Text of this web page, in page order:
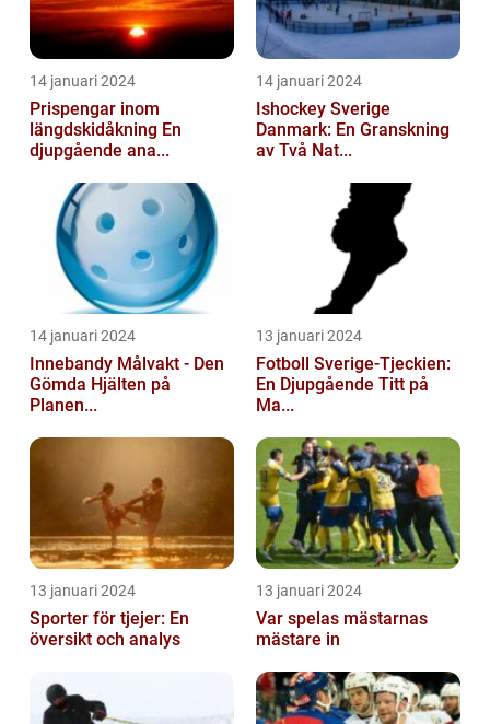
14 januari 2024
Prispengar inom
längdskidåkning En
djupgående ana...
14 januari 2024
Ishockey Sverige
Danmark: En Granskning
av Två Nat...
14 januari 2024
Innebandy Målvakt - Den
Gömda Hjälten på
Planen...
13 januari 2024
Fotboll Sverige-Tjeckien:
En Djupgående Titt på
Ma...
13 januari 2024
Sporter för tjejer: En
översikt och analys
13 januari 2024
Var spelas mästarnas
mästare in